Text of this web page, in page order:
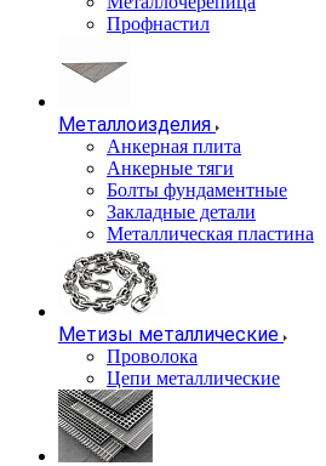
Профнастил
Металлоизделия
Анкерная плита
Анкерные тяги
Болты фундаментные
Закладные детали
Металлическая пластина
Метизы металлические
Проволока
Цепи металлические